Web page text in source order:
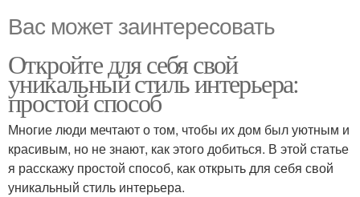
Вас может заинтересовать
Откройте для себя свой
уникальный стиль интерьера:
простой способ
Многие люди мечтают о том, чтобы их дом был уютным и
красивым, но не знают, как этого добиться. В этой статье
я расскажу простой способ, как открыть для себя свой
уникальный стиль интерьера.